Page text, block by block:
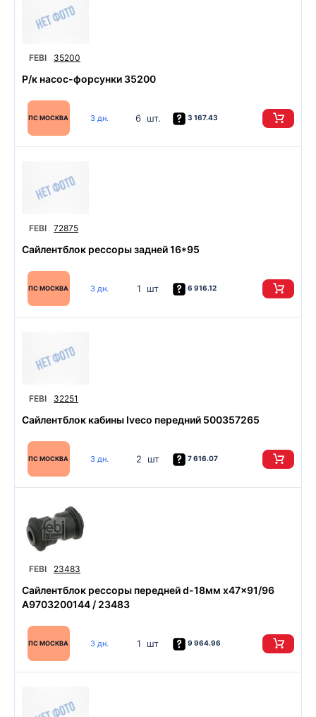
FEBI 35200
Р/к насос-форсунки 35200
ПС МОСКВА 3 дн. 6 шт. 3 167.43
FEBI 72875
Сайлентблок рессоры задней 16*95
ПС МОСКВА 3 дн. 1 шт 6 916.12
FEBI 32251
Сайлентблок кабины Iveco передний 500357265
ПС МОСКВА 3 дн. 2 шт 7 616.07
FEBI 23483
Сайлентблок рессоры передней d-18мм x47x91/96
A9703200144 / 23483
ПС МОСКВА 3 дн. 1 шт 9 964.96